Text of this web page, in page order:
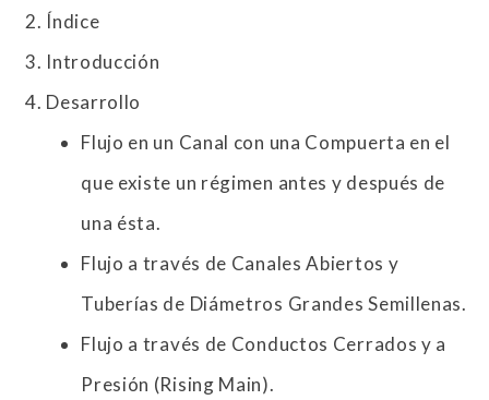
Índice
Introducción
Desarrollo
Flujo en un Canal con una Compuerta en el
que existe un régimen antes y después de
una ésta.
Flujo a través de Canales Abiertos y
Tuberías de Diámetros Grandes Semillenas.
Flujo a través de Conductos Cerrados y a
Presión (Rising Main).